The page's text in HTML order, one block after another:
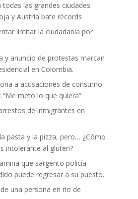
las grandes ciudades
y Austria bate récords
limitar la ciudadanía por
y anuncio de protestas marcan
en Colombia.
a acusaciones de consumo
meto lo que quiera”
de inmigrantes en
pasta y la pizza, pero… ¿Cómo
intolerante al gluten?
que sargento policía
puede regresar a su puesto.
una persona en río de